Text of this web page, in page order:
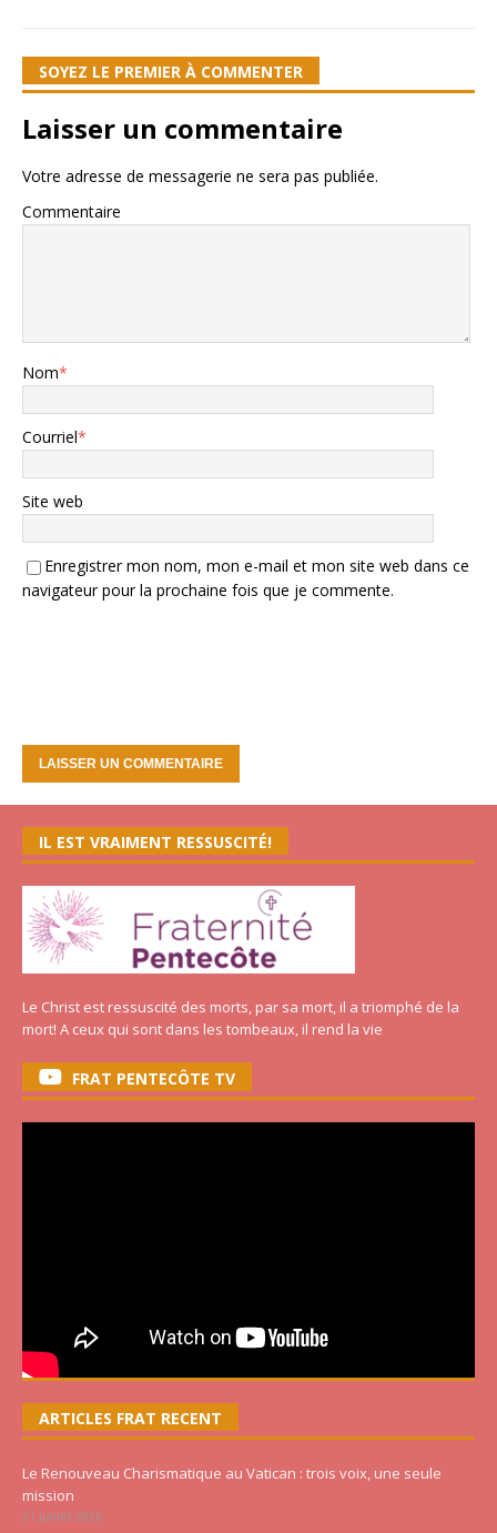
SOYEZ LE PREMIER À COMMENTER
Laisser un commentaire
Votre adresse de messagerie ne sera pas publiée.
Commentaire
Nom*
Courriel*
Site web
Enregistrer mon nom, mon e-mail et mon site web dans ce
navigateur pour la prochaine fois que je commente.
IL EST VRAIMENT RESSUSCITÉ!
Le Christ est ressuscité des morts, par sa mort, il a triomphé de la
mort! A ceux qui sont dans les tombeaux, il rend la vie
FRAT PENTECÔTE TV
ARTICLES FRAT RECENT
Le Renouveau Charismatique au Vatican : trois voix, une seule
mission
21 juillet 2026